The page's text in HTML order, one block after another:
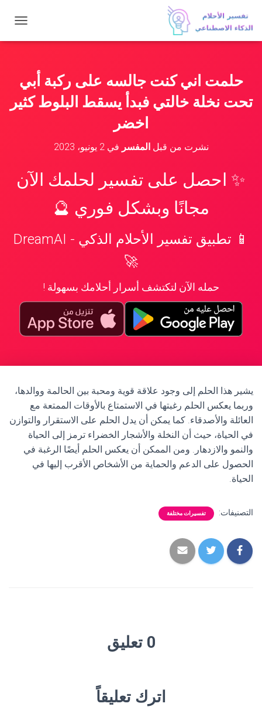
ب
ا
ت
حلمت اني كنت جالسه على ركبة أبي
تحت نخلة خالتي فبدأ يسقط البلوط كثير
اخضر
نشرت من قبلالمفسر في2 يونيو، 2023
✨ احصل على تفسير لحلمك الآن
مجانًا وبشكل فوري 🔮
📱 تطبيق تفسير الأحلام الذكي - DreamAI
🚀
حمله الآن لتكتشف أسرار أحلامك بسهولة !
يشير هذا الحلم إلى وجود علاقة قوية ومحبة بين الحالمة ووالدها،
وربما يعكس الحلم رغبتها في الاستمتاع بالأوقات الممتعة مع
العائلة والأصدقاء. كما يمكن أن يدل الحلم على الاستقرار والتوازن
في الحياة، حيث أن النخلة والأشجار الخضراء ترمز إلى الحياة
والنمو والازدهار. ومن الممكن أن يعكس الحلم أيضًا الرغبة في
الحصول على الدعم والحماية من الأشخاص الأقرب إليها في
الحياة.
التصنيفات: تفسيرات مختلفة
0 تعليق
اترك تعليقاً